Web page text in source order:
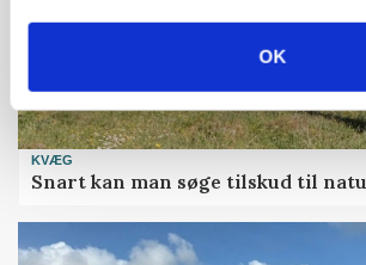
OK
KVÆG
Snart kan man søge tilskud til